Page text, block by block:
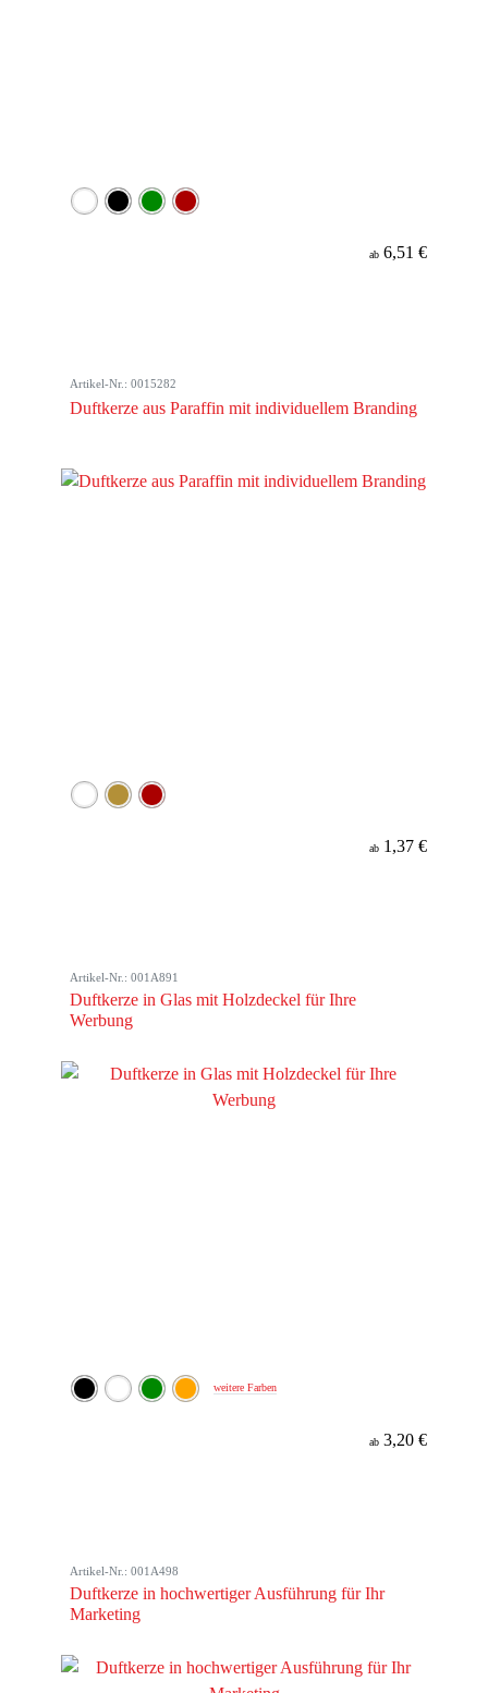
ab 6,51 €
Artikel-Nr.: 0015282
Duftkerze aus Paraffin mit individuellem Branding
ab 1,37 €
Artikel-Nr.: 001A891
Duftkerze in Glas mit Holzdeckel für Ihre
Werbung
weitere Farben
ab 3,20 €
Artikel-Nr.: 001A498
Duftkerze in hochwertiger Ausführung für Ihr
Marketing